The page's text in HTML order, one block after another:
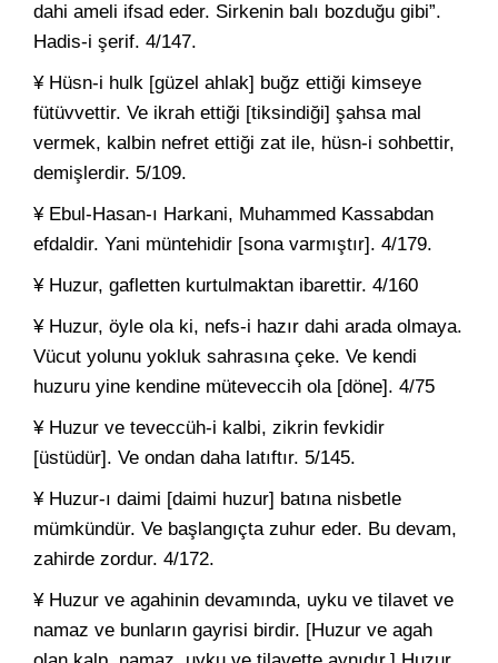
dahi ameli ifsad eder. Sirkenin balı bozduğu gibi”.
Hadis-i şerif. 4/147.
¥ Hüsn-i hulk [güzel ahlak] buğz ettiği kimseye
fütüvvettir. Ve ikrah ettiği [tiksindiği] şahsa mal
vermek, kalbin nefret ettiği zat ile, hüsn-i sohbettir,
demişlerdir. 5/109.
¥ Ebul-Hasan-ı Harkani, Muhammed Kassabdan
efdaldir. Yani müntehidir [sona varmıştır]. 4/179.
¥ Huzur, gafletten kurtulmaktan ibarettir. 4/160
¥ Huzur, öyle ola ki, nefs-i hazır dahi arada olmaya.
Vücut yolunu yokluk sahrasına çeke. Ve kendi
huzuru yine kendine müteveccih ola [döne]. 4/75
¥ Huzur ve teveccüh-i kalbi, zikrin fevkidir
[üstüdür]. Ve ondan daha latıftır. 5/145.
¥ Huzur-ı daimi [daimi huzur] batına nisbetle
mümkündür. Ve başlangıçta zuhur eder. Bu devam,
zahirde zordur. 4/172.
¥ Huzur ve agahinin devamında, uyku ve tilavet ve
namaz ve bunların gayrisi birdir. [Huzur ve agah